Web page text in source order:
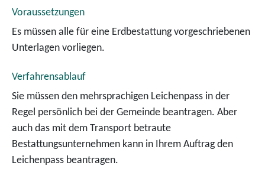
Voraussetzungen
Es müssen alle für eine Erdbestattung vorgeschriebenen
Unterlagen vorliegen.
Verfahrensablauf
Sie müssen den mehrsprachigen Leichenpass in der
Regel persönlich bei der Gemeinde beantragen. Aber
auch das mit dem Transport betraute
Bestattungsunternehmen kann in Ihrem Auftrag den
Leichenpass beantragen.